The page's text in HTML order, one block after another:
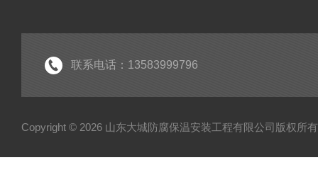
安徽聚氨酯直埋保温管
联系电话：13583999796
Copyright © 2026 山东大城防腐保温安装工程有限公司版权所